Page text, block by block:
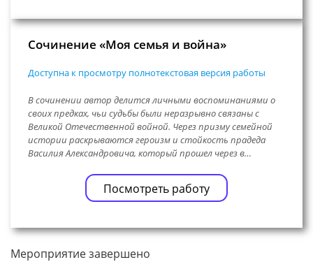
Сочинение «Моя семья и война»
Доступна к просмотру полнотекстовая версия работы
В сочинении автор делится личными воспоминаниями о
своих предках, чьи судьбы были неразрывно связаны с
Великой Отечественной войной. Через призму семейной
истории раскрываются героизм и стойкость прадеда
Василия Александровича, который прошел через в…
Посмотреть работу
Мероприятие завершено